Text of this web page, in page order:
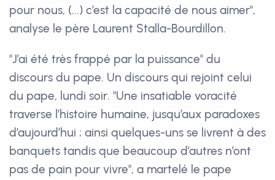
pour nous, (...) c’est la capacité de nous aimer",
analyse le père Laurent Stalla-Bourdillon.
"J’ai été très frappé par la puissance" du
discours du pape. Un discours qui rejoint celui
du pape, lundi soir. "Une insatiable voracité
traverse l’histoire humaine, jusqu’aux paradoxes
d’aujourd’hui ; ainsi quelques-uns se livrent à des
banquets tandis que beaucoup d’autres n’ont
pas de pain pour vivre", a martelé le pape